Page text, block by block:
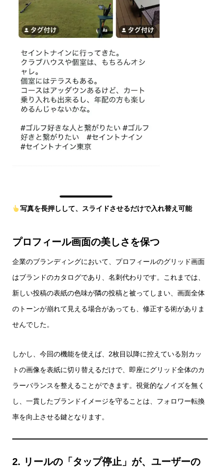
写真を長押しして、スライドさせるだけで入れ替え可能
プロフィール画面の美しさを保つ
企業のブランディングにおいて、プロフィールのグリッド画面
はブランドのカタログであり、名刺代わりです。これまでは、
新しい投稿の表紙の色味が隣の投稿と被ってしまい、画面全体
のトーンが崩れて見える場合があっても、修正する術がありま
せんでした。
しかし、今回の機能を使えば、2枚目以降に控えている別カッ
トの画像を表紙に切り替えるだけで、即座にグリッド全体のカ
ラーバランスを整えることができます。視覚的なノイズを無く
し、一貫したブランドイメージを守ることは、フォロワー転換
率を向上させる鍵となります。
2. リールの「タップ停止」が、ユーザーの